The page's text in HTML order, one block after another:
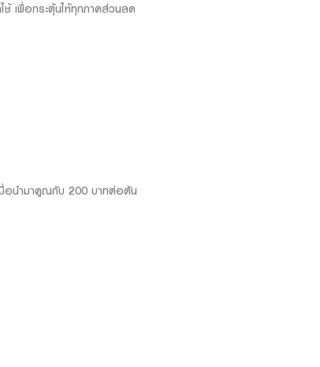
ช้ เพื่อกระตุ้นให้ทุกภาคส่วนลด
อนำมาคูณกับ 200 บาทต่อตัน